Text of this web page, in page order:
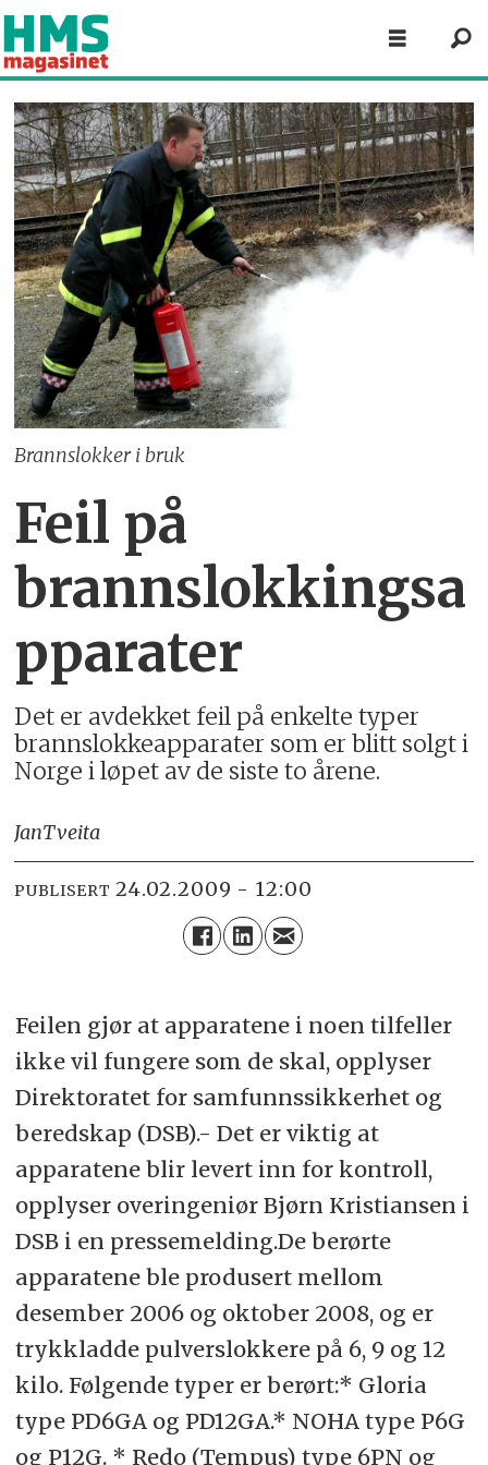
Brannslokker i bruk
Feil på
brannslokkingsa
pparater
Det er avdekket feil på enkelte typer
brannslokkeapparater som er blitt solgt i
Norge i løpet av de siste to årene.
JanTveita
PUBLISERT 24.02.2009 - 12:00
Feilen gjør at apparatene i noen tilfeller
ikke vil fungere som de skal, opplyser
Direktoratet for samfunnssikkerhet og
beredskap (DSB).- Det er viktig at
apparatene blir levert inn for kontroll,
opplyser overingeniør Bjørn Kristiansen i
DSB i en pressemelding.De berørte
apparatene ble produsert mellom
desember 2006 og oktober 2008, og er
trykkladde pulverslokkere på 6, 9 og 12
kilo. Følgende typer er berørt:* Gloria
type PD6GA og PD12GA.* NOHA type P6G
og P12G. * Redo (Tempus) type 6PN og